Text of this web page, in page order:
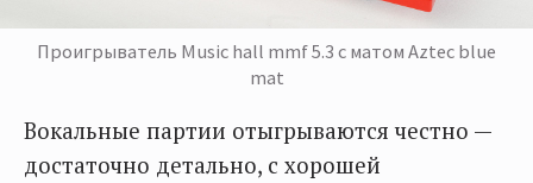
Проигрыватель Music hall mmf 5.3 с матом Aztec blue
mat
Вокальные партии отыгрываются честно —
достаточно детально, с хорошей